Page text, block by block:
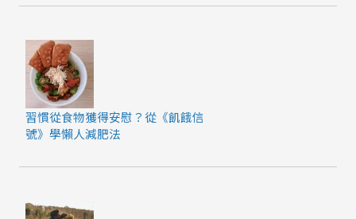
習慣從食物獲得安慰？從《飢餓信
號》學懶人減肥法